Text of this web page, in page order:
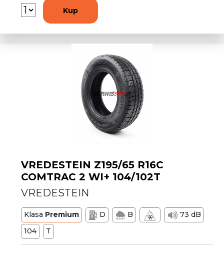
Kup
VREDESTEIN Z195/65 R16C
COMTRAC 2 WI+ 104/102T
VREDESTEIN
Klasa Premium D B
73 dB
104
T